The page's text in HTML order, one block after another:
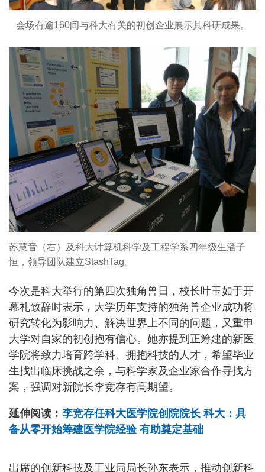
会场有逾160间与科大有关的初创企业展示其科研成果。
苏慧音（右）及科大计算机科学及工程学系四年级生潘子
恒，领导团队建立StashTag。
今次是科大举行的第四次独角兽日，校长叶玉如于开
幕礼致辞时表示，大学历年支持的独角兽企业成功将
研究转化为影响力、解决世界上不同的问题，又重申
大学对自家的初创抱有信心。她亦提到正筹建的新医
学院将致力培育跨学科、拥抱科技的人才，希望毕业
生找出临床挑战之余，与科学家及企业家合作寻找方
案，强调对新院长李竞存有高期望。
延伸阅读︰ 李竞存任科大医学院创院院长 科大：具
备从零开始筹建医学院经验 有助奠定基础
出席的创新科技及工业局局长孙东表示，推动创新科